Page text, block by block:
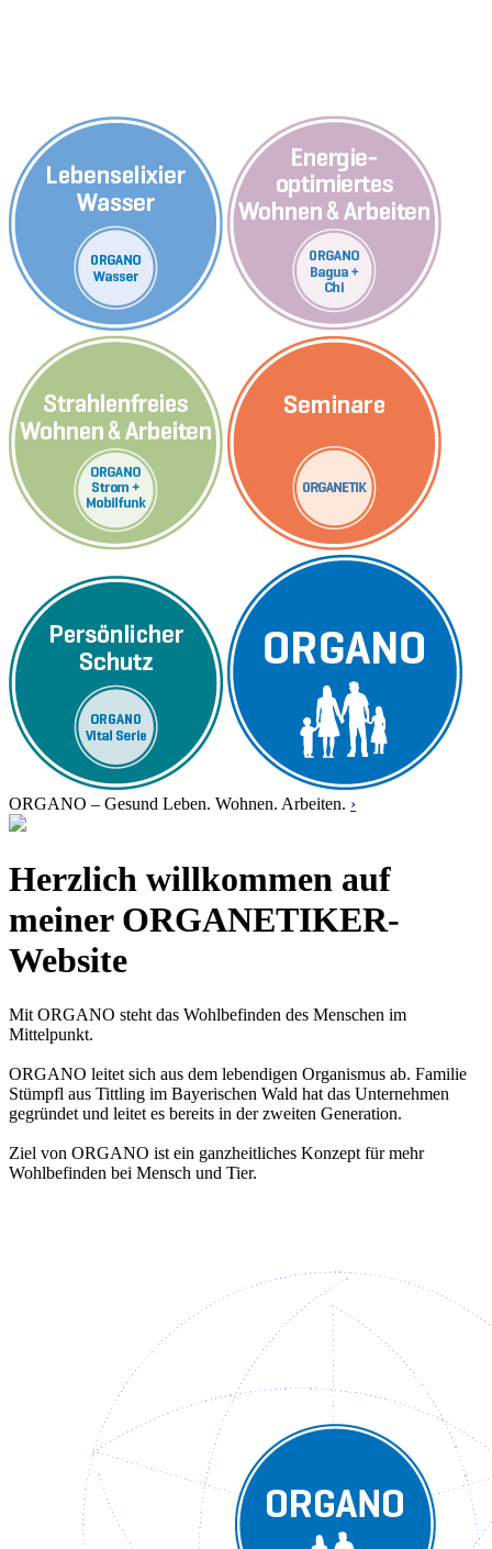
ORGANO – Gesund Leben. Wohnen. Arbeiten. ›
Herzlich willkommen auf
meiner ORGANETIKER-
Website
Mit ORGANO steht das Wohlbefinden des Menschen im
Mittelpunkt.
ORGANO leitet sich aus dem lebendigen Organismus ab. Familie
Stümpfl aus Tittling im Bayerischen Wald hat das Unternehmen
gegründet und leitet es bereits in der zweiten Generation.
Ziel von ORGANO ist ein ganzheitliches Konzept für mehr
Wohlbefinden bei Mensch und Tier.